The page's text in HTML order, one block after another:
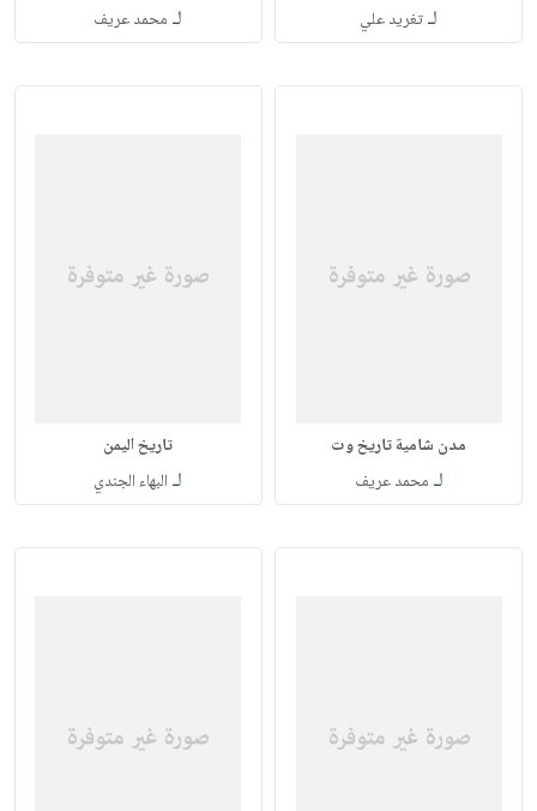
لـتغريد علي لـ محمد عريف
مدن شامية تاريخ وت
لـ محمد عريف
تاريخ اليمن
لـ البهاء الجندي